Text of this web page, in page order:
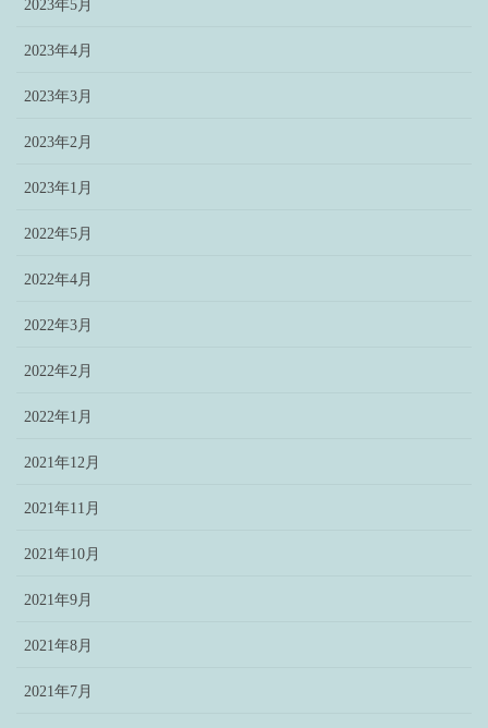
2023年5月
2023年4月
2023年3月
2023年2月
2023年1月
2022年5月
2022年4月
2022年3月
2022年2月
2022年1月
2021年12月
2021年11月
2021年10月
2021年9月
2021年8月
2021年7月